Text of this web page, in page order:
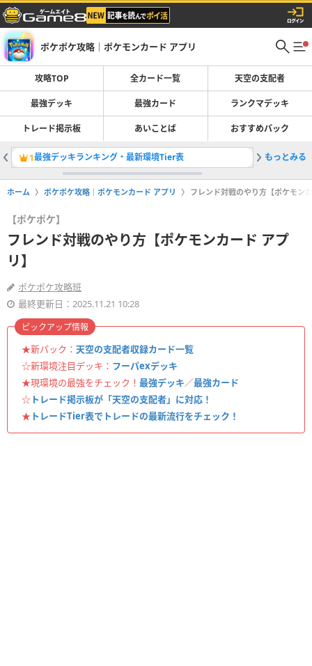
ポケポケ攻略｜ポケモンカード アプリ
攻略TOP 全カード一覧 天空の支配者
最強デッキ 最強カード ランクマデッキ
トレード掲示板 あいことば おすすめパック
1最強デッキランキング・最新環境Tier表 2トレー
もっとみる
ホーム ポケポケ攻略｜ポケモンカード アプリ フレンド対戦のやり方【ポケモン
【ポケポケ】
フレンド対戦のやり方【ポケモンカード アプ
リ】
ポケポケ攻略班
最終更新日：2025.11.21 10:28
★新パック： 天空の支配者収録カード一覧
☆新環境注目デッキ： フーパexデッキ
★現環境の最強をチェック！ 最強デッキ／最強カード
☆ トレード掲示板が「天空の支配者」に対応！
★ トレードTier表でトレードの最新流行をチェック！
ピックアップ情報